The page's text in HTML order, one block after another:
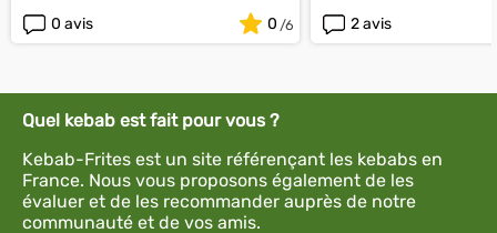
0 avis
0
2 avis
Quel kebab est fait pour vous ?
Kebab-Frites est un site référençant les kebabs en
France. Nous vous proposons également de les
évaluer et de les recommander auprès de notre
communauté et de vos amis.